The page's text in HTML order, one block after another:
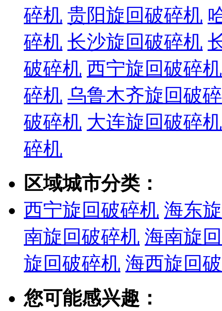
碎机 贵阳旋回破碎机
碎机 长沙旋回破碎机
破碎机 西宁旋回破碎机
碎机 乌鲁木齐旋回破
破碎机 大连旋回破碎机
碎机
区域城市分类：
西宁旋回破碎机 海东
南旋回破碎机 海南旋
旋回破碎机 海西旋回
您可能感兴趣：